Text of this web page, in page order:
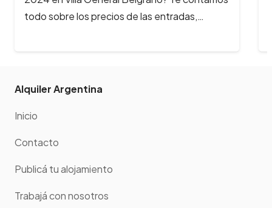
Alquiler Argentina
Inicio
Contacto
Publicá tu alojamiento
Trabajá con nosotros